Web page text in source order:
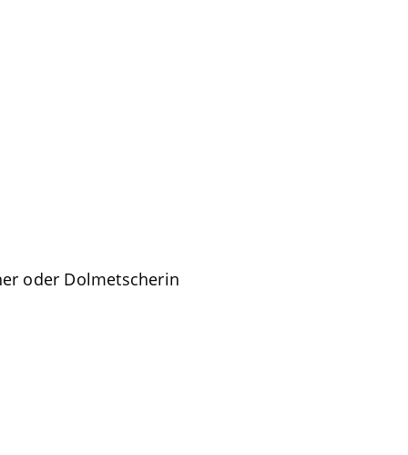
oder Dolmetscherin